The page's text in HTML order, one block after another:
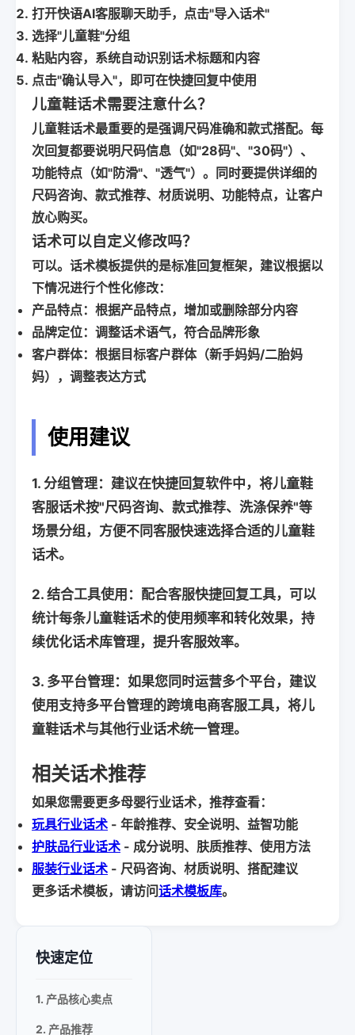
打开快语AI客服聊天助手，点击"导入话术"
选择"儿童鞋"分组
粘贴内容，系统自动识别话术标题和内容
点击"确认导入"，即可在快捷回复中使用
儿童鞋话术需要注意什么？
儿童鞋话术最重要的是强调尺码准确和款式搭配。每
次回复都要说明尺码信息（如"28码"、"30码"）、
功能特点（如"防滑"、"透气"）。同时要提供详细的
尺码咨询、款式推荐、材质说明、功能特点，让客户
放心购买。
话术可以自定义修改吗？
可以。话术模板提供的是标准回复框架，建议根据以
下情况进行个性化修改：
产品特点：根据产品特点，增加或删除部分内容
品牌定位：调整话术语气，符合品牌形象
客户群体：根据目标客户群体（新手妈妈/二胎妈
妈），调整表达方式
使用建议
1. 分组管理：建议在快捷回复软件中，将儿童鞋
客服话术按"尺码咨询、款式推荐、洗涤保养"等
场景分组，方便不同客服快速选择合适的儿童鞋
话术。
2. 结合工具使用 ：配合客服快捷回复工具，可以
统计每条儿童鞋话术的使用频率和转化效果，持
续优化话术库管理，提升客服效率。
3. 多平台管理：如果您同时运营多个平台，建议
使用支持多平台管理的跨境电商客服工具，将儿
童鞋话术与其他行业话术统一管理。
相关话术推荐
如果您需要更多母婴行业话术，推荐查看：
玩具行业话术 - 年龄推荐、安全说明、益智功能
护肤品行业话术 - 成分说明、肤质推荐、使用方法
服装行业话术 - 尺码咨询、材质说明、搭配建议
更多话术模板，请访问话术模板库。
快速定位
1. 产品核心卖点
2. 产品推荐